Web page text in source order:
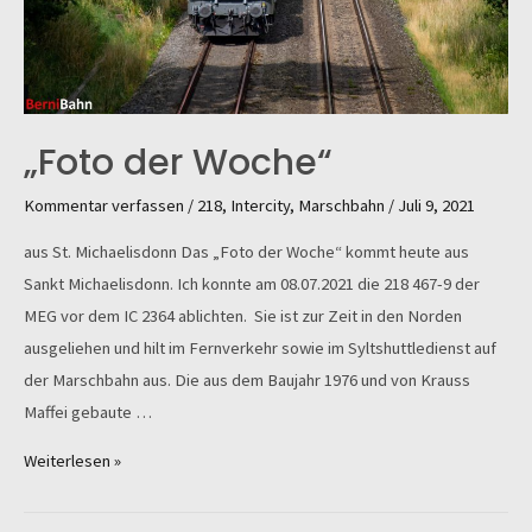
„Foto der Woche“
Kommentar verfassen / 218, Intercity, Marschbahn / Juli 9, 2021
aus St. Michaelisdonn Das „Foto der Woche“ kommt heute aus
Sankt Michaelisdonn. Ich konnte am 08.07.2021 die 218 467-9 der
MEG vor dem IC 2364 ablichten. Sie ist zur Zeit in den Norden
ausgeliehen und hilt im Fernverkehr sowie im Syltshuttledienst auf
der Marschbahn aus. Die aus dem Baujahr 1976 und von Krauss
Maffei gebaute …
„Foto
Weiterlesen »